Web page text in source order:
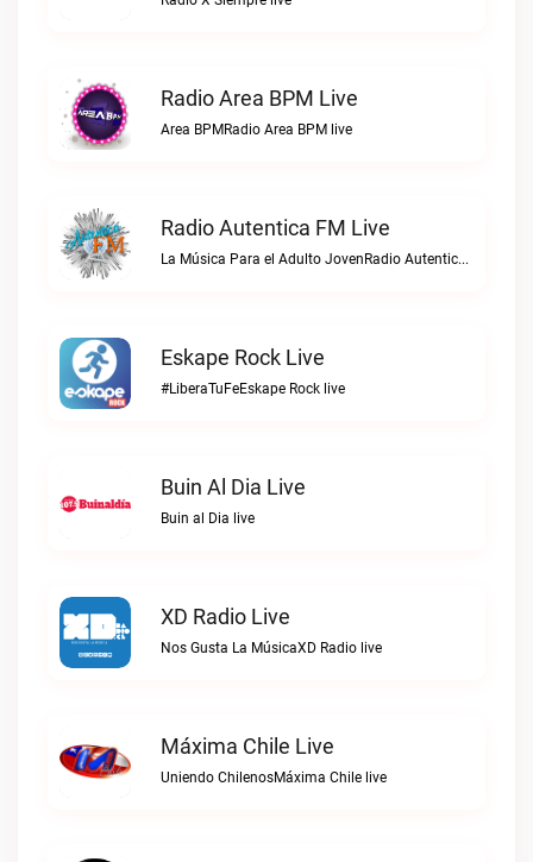
Radio Area BPM Live
Area BPMRadio Area BPM live
Radio Autentica FM Live
La Música Para el Adulto JovenRadio Autentica FM live
Eskape Rock Live
#LiberaTuFeEskape Rock live
Buin Al Dia Live
Buin al Dia live
XD Radio Live
Nos Gusta La MúsicaXD Radio live
Máxima Chile Live
Uniendo ChilenosMáxima Chile live